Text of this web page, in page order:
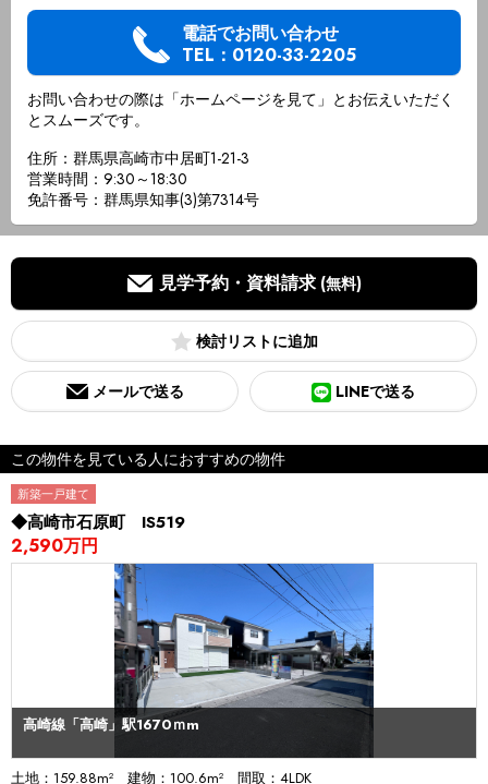
電話でお問い合わせ
TEL：0120-33-2205
お問い合わせの際は「ホームページを見て」とお伝えいただく
とスムーズです。
住所：群馬県高崎市中居町1-21-3
営業時間：9:30～18:30
免許番号：群馬県知事(3)第7314号
見学予約・資料請求 (無料)
検討リスト
メールで送る LINEで送る
この物件を見ている人におすすめの物件
新築一戸建て
◆高崎市石原町 IS519
2,590万円
高崎線「高崎」駅1670ｍm
土地：159.88m² 建物：100.6m² 間取：4LDK